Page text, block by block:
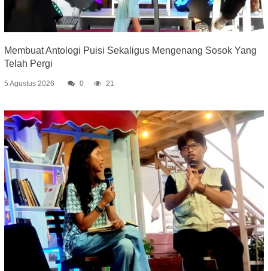
Membuat Antologi Puisi Sekaligus Mengenang Sosok Yang
Telah Pergi
5 Agustus 2026 0 21